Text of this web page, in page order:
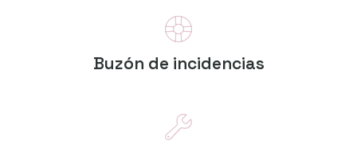
Buzón de incidencias